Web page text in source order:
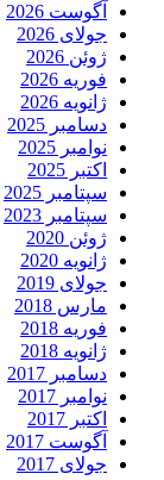
آگوست 2026
جولای 2026
ژوئن 2026
فوریه 2026
ژانویه 2026
دسامبر 2025
نوامبر 2025
اکتبر 2025
سپتامبر 2025
سپتامبر 2023
ژوئن 2020
ژانویه 2020
جولای 2019
مارس 2018
فوریه 2018
ژانویه 2018
دسامبر 2017
نوامبر 2017
اکتبر 2017
آگوست 2017
جولای 2017